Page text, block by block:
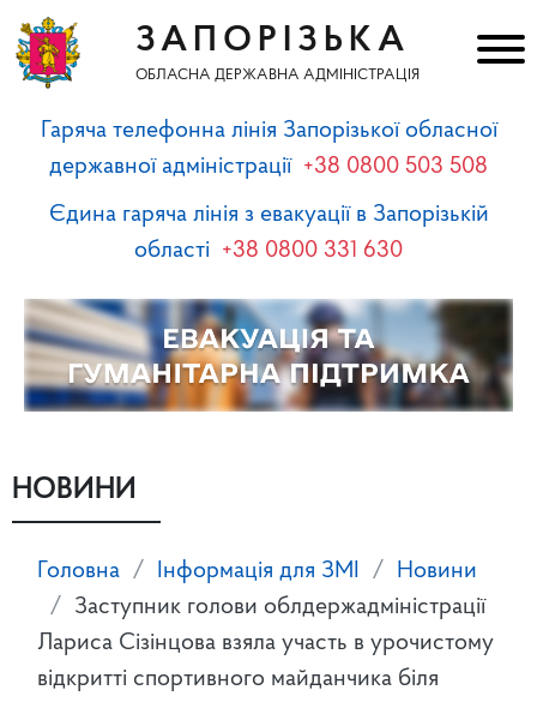
ЗАПОРІЗЬКА
ОБЛАСНА ДЕРЖАВНА АДМІНІСТРАЦІЯ
Гаряча телефонна лінія Запорізької обласної
державної адміністрації +38 0800 503 508
Єдина гаряча лінія з евакуації в Запорізькій
області +38 0800 331 630
НОВИНИ
Головна Інформація для ЗМІ
Новини
Заступник голови облдержадміністрації
Лариса Сізінцова взяла участь в урочистому
відкритті спортивного майданчика біля